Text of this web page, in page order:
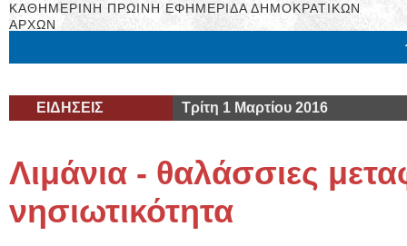
ΚΑΘΗΜΕΡΙΝΗ ΠΡΩΙΝΗ ΕΦΗΜΕΡΙΔΑ ΔΗΜΟΚΡΑΤΙΚΩΝ
ΑΡΧΩΝ
ΕΙΔΗΣΕΙΣ Τρίτη 1 Μαρτίου 2016
Λιμάνια - θαλάσσιες
νησιωτικότητα